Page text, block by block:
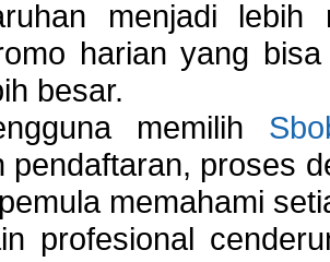
menjadi
harian yang
besar.
memilih
pendaftaran, proses
memahami
profesional